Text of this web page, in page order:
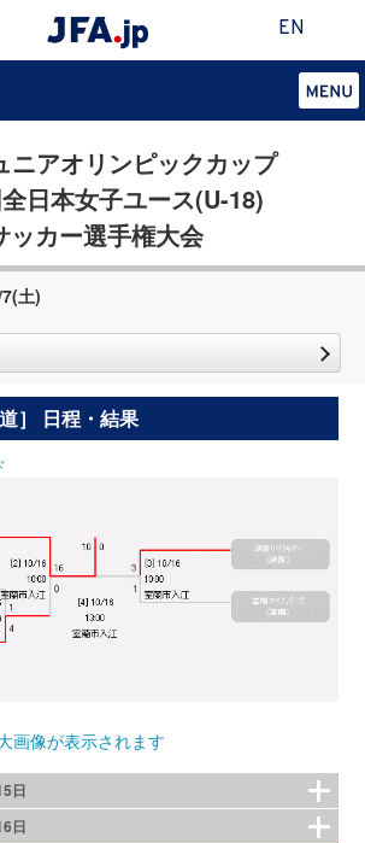
EN
ニアオリンピックカップ
日本女子ユース(U-18)
ッカー選手権大会
土)
］ 日程・結果
画像が表示されます
日
日